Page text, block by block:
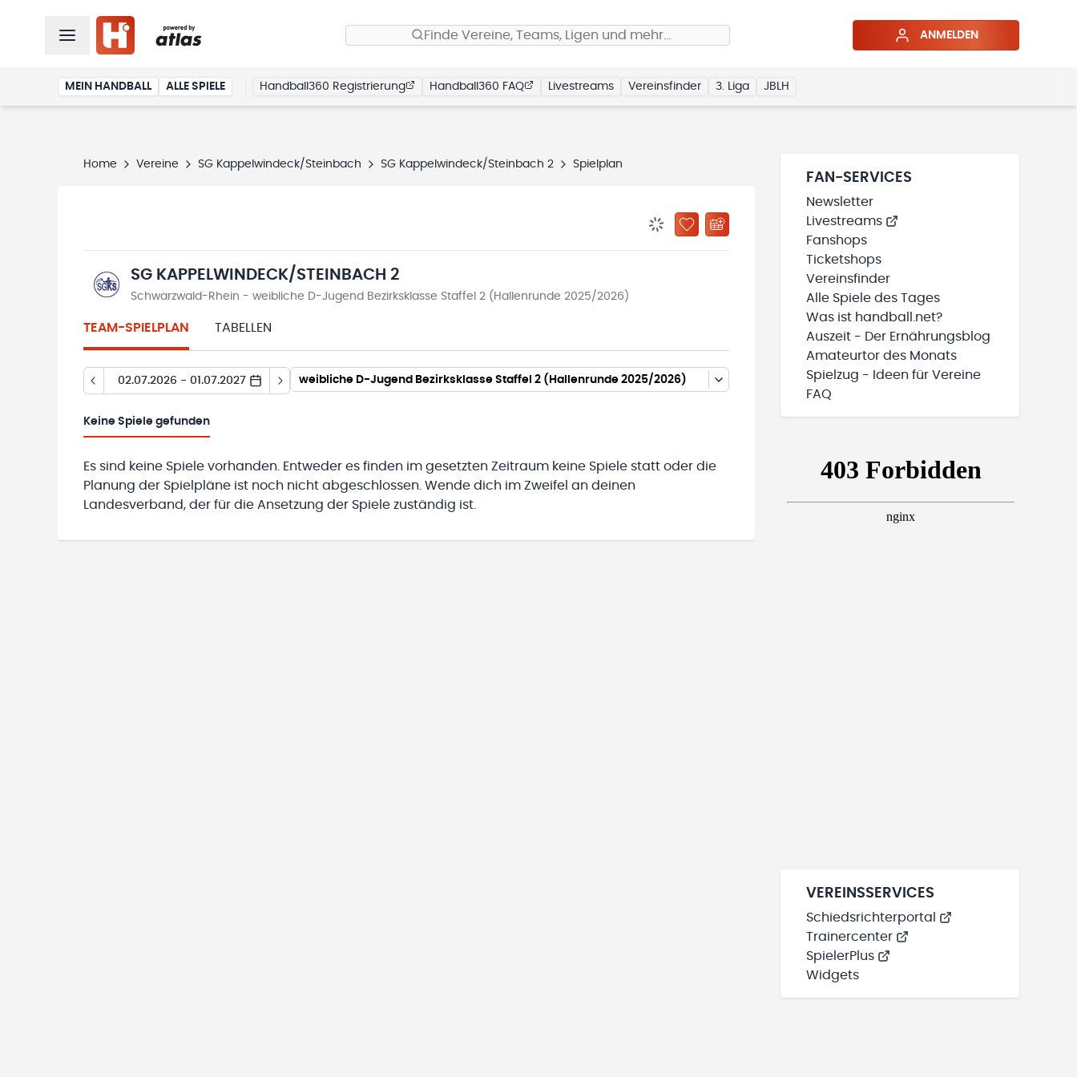
Finde Vereine, Teams, Ligen und mehr… ANMELDEN
MEIN HANDBALL ALLE SPIELE Handball360 Registrierung Handball360 FAQ Livestreams Vereinsfinder 3. Liga JBLH
Home Vereine SG Kappelwindeck/Steinbach SG Kappelwindeck/Steinbach 2 Spielplan
BENACHRICHTIGUNGSSTATUS WIRD GELADEN
ZU „MEINE TEAMS“ HINZUFÜGEN
SG KAPPELWINDECK/STEINBACH 2
Schwarzwald-Rhein - weibliche D-Jugend Bezirksklasse Staffel 2 (Hallenrunde 2025/2026)
TEAM-SPIELPLAN TABELLEN
02.07.2026 - 01.07.2027 weibliche D-Jugend Bezirksklasse Staffel 2 (Hallenrunde 2025/2026)
Keine Spiele gefunden
Es sind keine Spiele vorhanden. Entweder es finden im gesetzten Zeitraum keine Spiele statt oder die
Planung der Spielpläne ist noch nicht abgeschlossen. Wende dich im Zweifel an deinen
Landesverband, der für die Ansetzung der Spiele zuständig ist.
FAN-SERVICES
Newsletter
Livestreams
Fanshops
Ticketshops
Vereinsfinder
Alle Spiele des Tages
Was ist handball.net?
Auszeit - Der Ernährungsblog
Amateurtor des Monats
Spielzug - Ideen für Vereine
FAQ
VEREINSSERVICES
Schiedsrichterportal
Trainercenter
SpielerPlus
Widgets